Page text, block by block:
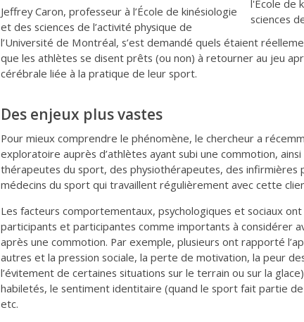
Jeffrey Caron, professeur à l’École de kinésiologie
et des sciences de l’activité physique de
l’Université de Montréal, s’est demandé quels étaient
que les athlètes se disent prêts (ou non) à retourner au jeu
cérébrale liée à la pratique de leur sport.
Des enjeux plus vastes
Pour mieux comprendre le phénomène, le chercheur a
exploratoire auprès d’athlètes ayant subi une commotion,
thérapeutes du sport, des physiothérapeutes, des infirmières
médecins du sport qui travaillent régulièrement avec cette
Les facteurs comportementaux, psychologiques et sociaux
participants et participantes comme importants à considérer
après une commotion. Par exemple, plusieurs ont rapporté
autres et la pression sociale, la perte de motivation, la peur
l’évitement de certaines situations sur le terrain ou sur la
habiletés, le sentiment identitaire (quand le sport fait partie de
etc.